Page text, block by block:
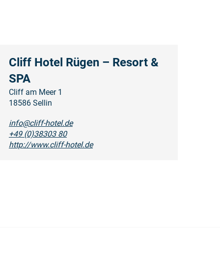
Cliff Hotel Rügen – Resort &
SPA
Cliff am Meer 1
18586 Sellin
info@cliff-hotel.de
+49 (0)38303 80
http://www.cliff-hotel.de